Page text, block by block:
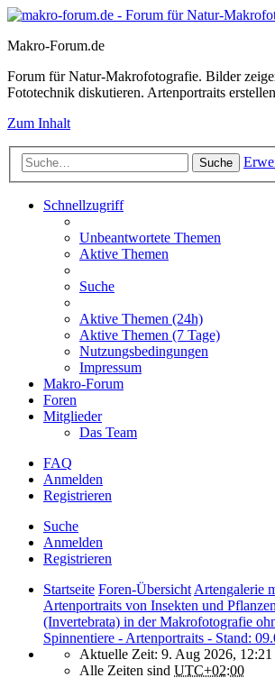
Makro-Forum.de
Forum für Natur-Makrofotografie. Bilder
Fototechnik diskutieren. Artenportraits
Zum Inhalt
Suche
Schnellzugriff
Unbeantwortete Themen
Aktive Themen
Suche
Aktive Themen (24h)
Aktive Themen (7 Tage)
Nutzungsbedingungen
Impressum
Makro-Forum
Foren
Mitglieder
Das Team
FAQ
Anmelden
Registrieren
Suche
Anmelden
Registrieren
Startseite Foren-Übersicht Artengalerie
Artenportraits von Insekten und Pflanzen
(Invertebrata) in der Makrofotografie
Spinnentiere - Artenportraits - Stand:
Aktuelle Zeit: 9. Aug 2026, 12:21
Alle Zeiten sind UTC+02:00